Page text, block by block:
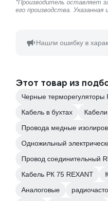
*Производитель оставляет
его производства.
Нашли ошибку в
Этот товар из
Черные терморегуляторы
Кабель в бухтах
Провода медные
Одножильный
Провод соединительный
Кабель РК 75 REXANT
Аналоговые